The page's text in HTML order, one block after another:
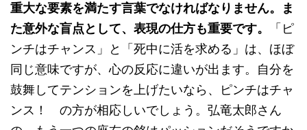
重大な要素を満たす言葉でなければなりません。ま
た意外な盲点として、表現の仕方も重要です。
「ピ
ンチはチャンス」と「死中に活を求める」は、ほぼ
同じ意味ですが、心の反応に違いが出ます。自分を
鼓舞してテンションを上げたいなら、ピンチはチャ
ンス！ の方が相応しいでしょう。弘竜太郎さん